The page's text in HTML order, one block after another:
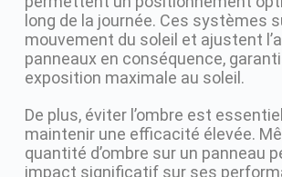
long de la journée. Ces systèmes
mouvement du soleil et ajustent
panneaux en conséquence,
exposition maximale au soleil.
De plus, éviter l’ombre est
maintenir une efficacité élevée.
quantité d’ombre sur un panneau
impact significatif sur ses